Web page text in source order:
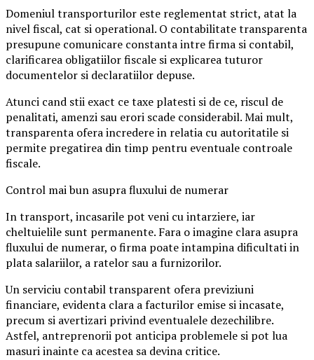
Domeniul transporturilor este reglementat strict, atat la
nivel fiscal, cat si operational. O contabilitate transparenta
presupune comunicare constanta intre firma si contabil,
clarificarea obligatiilor fiscale si explicarea tuturor
documentelor si declaratiilor depuse.
Atunci cand stii exact ce taxe platesti si de ce, riscul de
penalitati, amenzi sau erori scade considerabil. Mai mult,
transparenta ofera incredere in relatia cu autoritatile si
permite pregatirea din timp pentru eventuale controale
fiscale.
Control mai bun asupra fluxului de numerar
In transport, incasarile pot veni cu intarziere, iar
cheltuielile sunt permanente. Fara o imagine clara asupra
fluxului de numerar, o firma poate intampina dificultati in
plata salariilor, a ratelor sau a furnizorilor.
Un serviciu contabil transparent ofera previziuni
financiare, evidenta clara a facturilor emise si incasate,
precum si avertizari privind eventualele dezechilibre.
Astfel, antreprenorii pot anticipa problemele si pot lua
masuri inainte ca acestea sa devina critice.